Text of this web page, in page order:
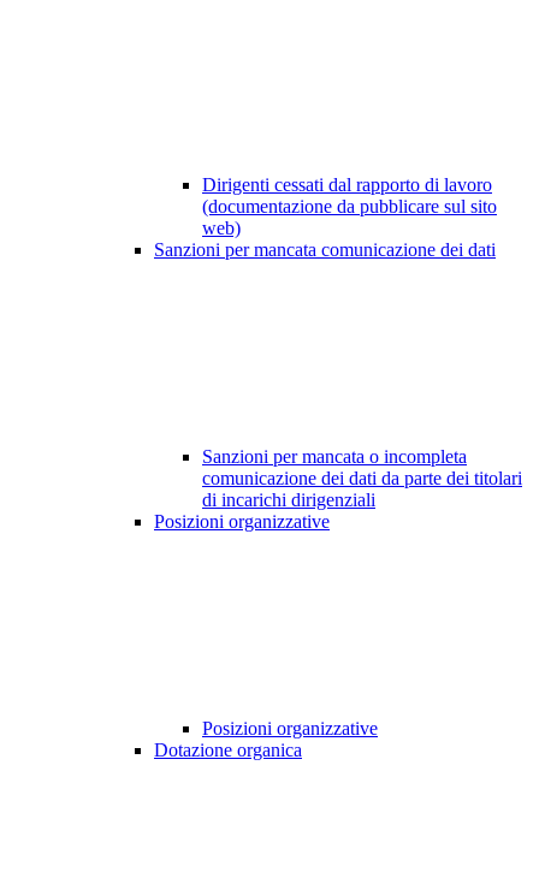
Dirigenti cessati dal rapporto di lavoro
(documentazione da pubblicare sul sito
web)
Sanzioni per mancata comunicazione dei dati
Sanzioni per mancata o incompleta
comunicazione dei dati da parte dei titolari
di incarichi dirigenziali
Posizioni organizzative
Posizioni organizzative
Dotazione organica